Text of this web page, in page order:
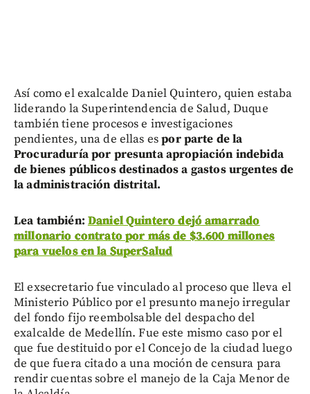
Así como el exalcalde Daniel Quintero, quien estaba
liderando la Superintendencia de Salud, Duque
también tiene procesos e investigaciones
pendientes, una de ellas espor parte de la
Procuraduría por presunta apropiación indebida
de bienes públicos destinados a gastos urgentes de
la administración distrital.
Lea también: Daniel Quintero dejó amarrado
millonario contrato por más de $3.600 millones
para vuelos en la SuperSalud
El exsecretario fue vinculado al proceso que lleva el
Ministerio Público por el presunto manejo irregular
del fondo fijo reembolsable del despacho del
exalcalde de Medellín. Fue este mismo caso por el
que fue destituido por el Concejo de la ciudad luego
de que fuera citado a una moción de censura para
rendir cuentas sobre el manejo de la Caja Menor de